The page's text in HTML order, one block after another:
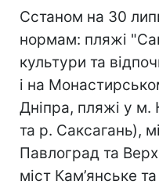
Сстаном на 30
нормам: пляжі
культури та
і на
Дніпра, пляжі у м.
та р. Саксагань),
Павлоград та
міст Кам’янське